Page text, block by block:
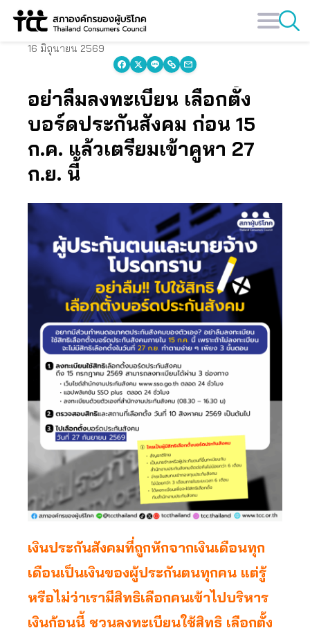
Skip
16 มิถุนายน 2569
อย่าลืมลงทะเบียน เลือกตั้ง
บอร์ดประกันสังคม ก่อน 15
ก.ค. แล้วเตรียมเข้าคูหา 27
ก.ย. นี้
เงินประกันสังคมที่ถูกหักจากเงินเดือนทุก
เดือนเป็นเงินของผู้ประกันตนทุกคน แต่รู้
หรือไม่ว่าเรามีสิทธิเลือกคนเข้าไปบริหาร
เงินก้อนนี้ ชวนลงทะเบียนใช้สิทธิ เลือกตั้ง